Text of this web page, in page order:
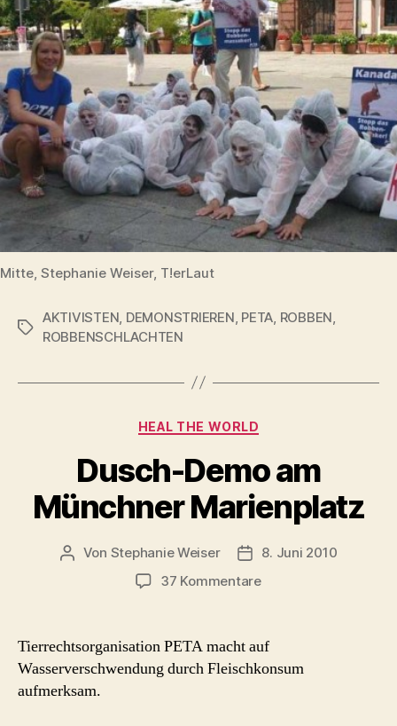
Mitte, Stephanie Weiser, T!erLaut
Schlagwörter
AKTIVISTEN DEMONSTRIEREN PETA ROBBEN
ROBBENSCHLACHTEN
Kategorien
HEAL THE WORLD
Dusch-Demo am
Münchner Marienplatz
Beitragsautor
Von Stephanie Weiser Beitragsdatum
8. Juni 2010
37 Kommentarezu
am
Marienplatz
Tierrechtsorganisation PETA macht auf
Wasserverschwendung durch Fleischkonsum
aufmerksam.